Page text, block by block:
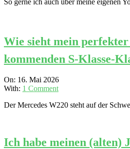
So gerne ich auch über meine eigenen
Wie sieht mein perfekter
kommenden S-Klasse-
2026-
05-
On: 16. Mai 2026
With: 1 Comment
Der Mercedes W220 steht auf der
Ich habe meinen